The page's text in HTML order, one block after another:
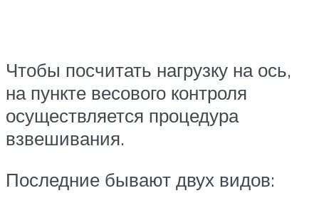
Чтобы посчитать нагрузку на ось,
на пункте весового контроля
осуществляется процедура
взвешивания.
Последние бывают двух видов: